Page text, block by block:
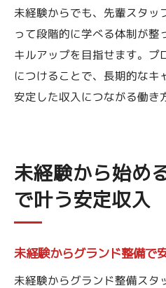
未経験からでも、先輩スタッ
って段階的に学べる体制が整
キルアップを目指せます。プ
につけることで、長期的なキ
安定した収入につながる働き
未経験から始め
で叶う安定収入
未経験からグランド整備で
未経験からグランド整備スタ